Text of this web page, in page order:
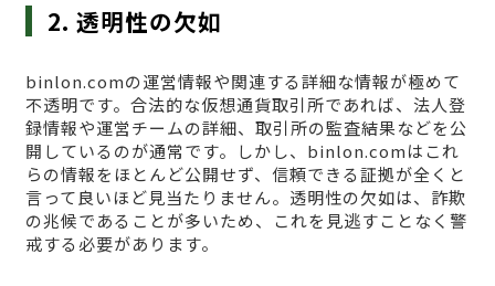
2. 透明性の欠如
binlon.comの運営情報や関連する詳細な情報が極めて
不透明です。合法的な仮想通貨取引所であれば、法人登
録情報や運営チームの詳細、取引所の監査結果などを公
開しているのが通常です。しかし、binlon.comはこれ
らの情報をほとんど公開せず、信頼できる証拠が全くと
言って良いほど見当たりません。透明性の欠如は、詐欺
の兆候であることが多いため、これを見逃すことなく警
戒する必要があります。